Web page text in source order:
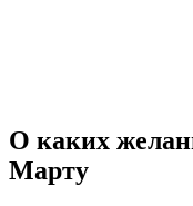
О каких
Марту